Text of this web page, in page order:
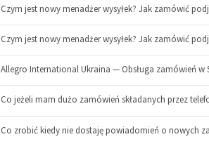
Czym jest nowy menadżer wysyłek? Jak zamówić
+
Czym jest nowy menadżer wysyłek? Jak zamówić
+
Allegro International Ukraina — Obsługa zamówień w
Co jeżeli mam dużo zamówień składanych przez
Co zrobić kiedy nie dostaję powiadomień o nowych